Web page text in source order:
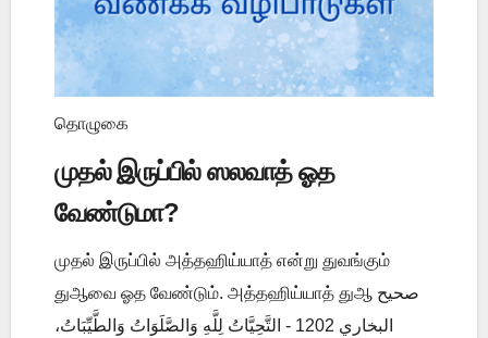
தொழுகை
முதல் இருப்பில் ஸலவாத் ஓத
வேண்டுமா?
முதல் இருப்பில் அத்தஹிய்யாத் என்று துவங்கும்
துஆவை ஓத வேண்டும். அத்தஹிய்யாத் துஆ صحيح
البخاري 1202 - التَّحِيَّاتُ لِلَّهِ وَالصَّلَوَاتُ وَالطَّيِّبَاتُ،